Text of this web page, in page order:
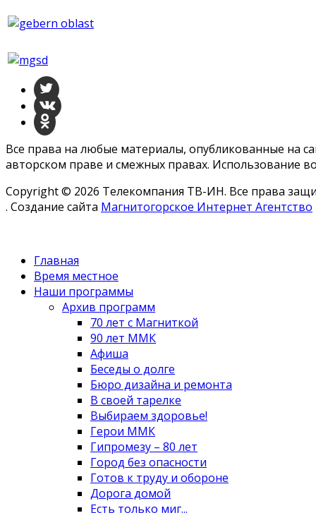
Все права на любые материалы, опубликованные на
авторском праве и смежных правах. Использование
Copyright © 2026 Телекомпания ТВ-ИН. Все права
. Создание сайта Магнитогорское Интернет Агентство
Главная
Время местное
Наши программы
Архив программ
70 лет с Магниткой
90 лет ММК
Афиша
Беседы о долге
Бюро дизайна и ремонта
В своей тарелке
Выбираем здоровье!
Герои ММК
Гипромезу – 80 лет
Город без опасности
Готов к труду и обороне
Дорога домой
Есть только миг...